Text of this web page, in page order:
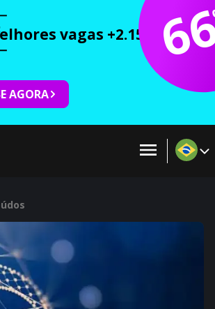
vagas +2.150 cursos
AGORA